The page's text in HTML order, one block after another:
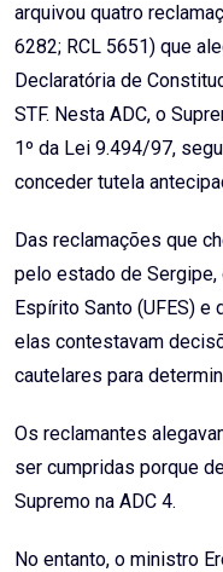
arquivou quatro
6282; RCL 5651) que
Declaratória de
STF. Nesta ADC, o
1º da Lei 9.494/97,
conceder tutela
Das reclamações que
pelo estado de
Espírito Santo (UFES) e
elas contestavam
cautelares para
Os reclamantes
ser cumpridas porque
Supremo na ADC 4.
No entanto, o ministro